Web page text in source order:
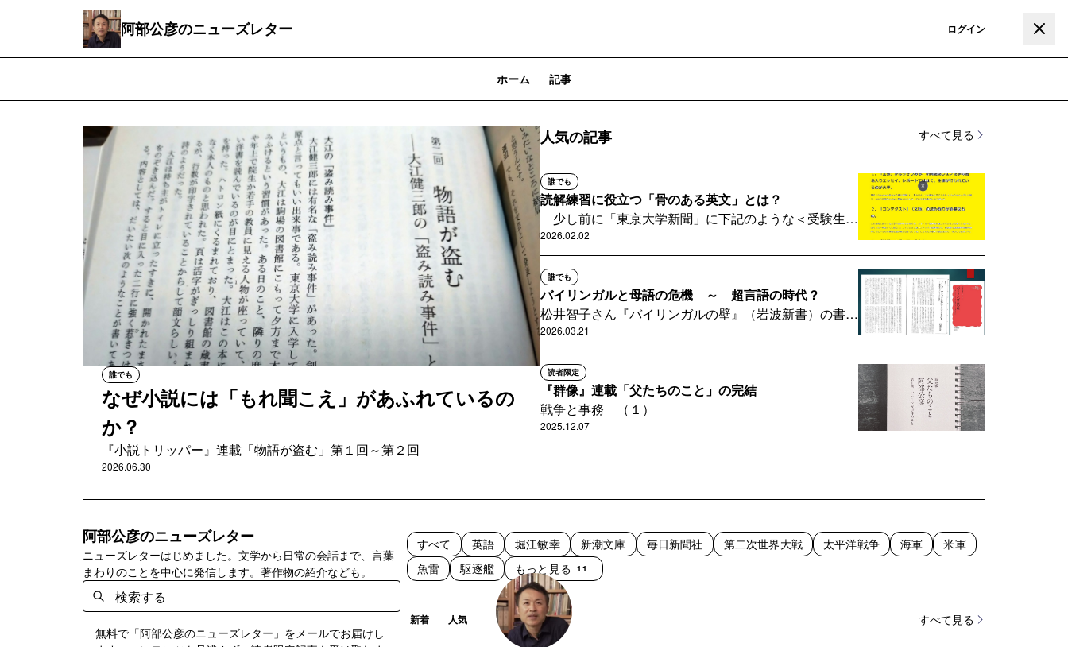
阿部公彦のニューズレター ログイン
ホーム 記事
誰でも
なぜ小説には「もれ聞こえ」があふれているの
か？
『小説トリッパー』連載「物語が盗む」第１回～第２回
2026.06.30
人気の記事 すべて見る
誰でも
読解練習に役立つ「骨のある英文」とは？
少し前に「東京大学新聞」に下記のような＜受験生へ
のメッセージ＞を載せたが、これをXにポストしたとこ
ろ、「骨のある英語」...
2026.02.02
誰でも
バイリンガルと母語の危機 ～ 超言語の時代？
松井智子さん『バイリンガルの壁』（岩波新書）の書評
を「UP」（東京大学出版会）に書いた。子どもが複数
の言語に対応するのは...
2026.03.21
読者限定
『群像』連載「父たちのこと」の完結
戦争と事務 （１）
2025.12.07
阿部公彦のニューズレター
ニューズレターはじめました。文学から日常の会話まで、言葉
まわりのことを中心に発信します。著作物の紹介なども。
無料で「阿部公彦のニューズレター」をメールでお届けし
すべて 英語 堀江敏幸 新潮文庫 毎日新聞社 第二次世界大戦 太平洋戦争 海軍
米軍
魚雷
駆逐艦 もっと見る 11
新着 人気 すべて見る